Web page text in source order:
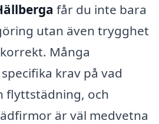
får du inte bara
utan även trygghet
Många
krav på vad
flyttstädning, och
är väl medvetna